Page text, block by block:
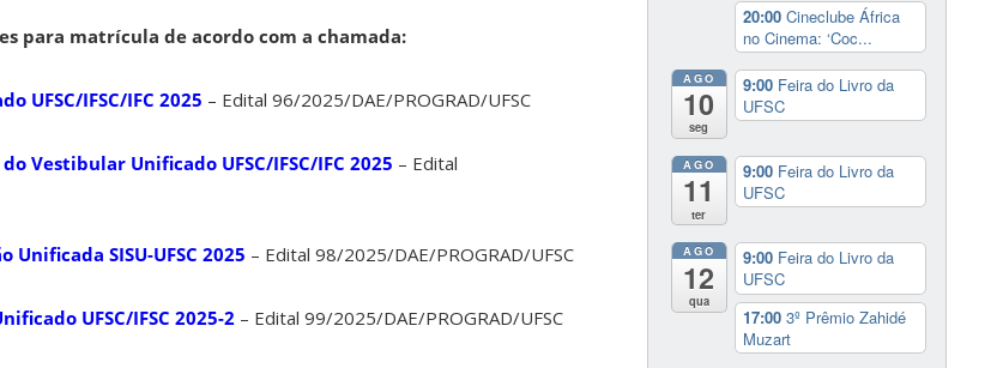
para matrícula de acordo com a chamada:
UFSC/IFSC/IFC 2025 – Edital 96/2025/DAE/PROGRAD/UFSC
Vestibular Unificado UFSC/IFSC/IFC 2025 – Edital
Unificada SISU-UFSC 2025 – Edital 98/2025/DAE/PROGRAD/UFSC
UFSC/IFSC 2025-2 – Edital 99/2025/DAE/PROGRAD/UFSC
20:00 Cineclube África
no Cinema: ‘Coc...
AGO
10
seg
9:00 Feira do Livro da
UFSC
AGO
11
ter
9:00 Feira do Livro da
UFSC
AGO
12
qua
9:00 Feira do Livro da
UFSC
17:00 3º Prêmio Zahidé
Muzart